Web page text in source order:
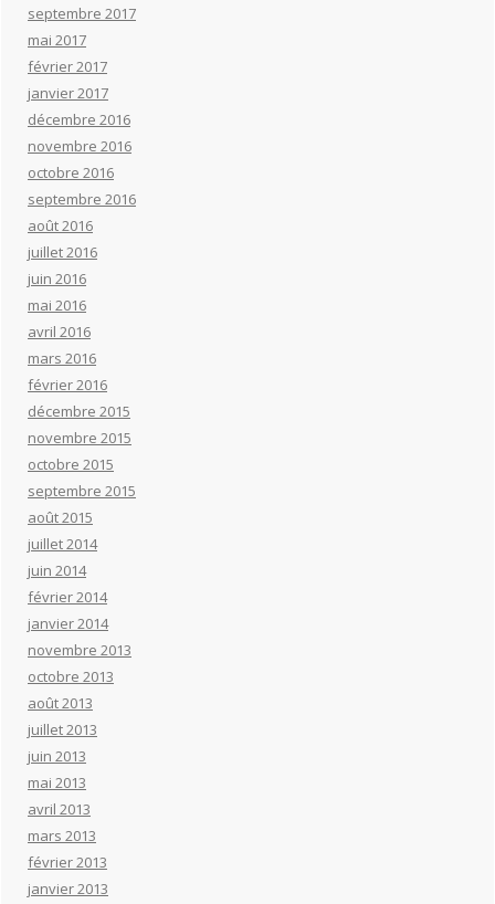
septembre 2017
mai 2017
février 2017
janvier 2017
décembre 2016
novembre 2016
octobre 2016
septembre 2016
août 2016
juillet 2016
juin 2016
mai 2016
avril 2016
mars 2016
février 2016
décembre 2015
novembre 2015
octobre 2015
septembre 2015
août 2015
juillet 2014
juin 2014
février 2014
janvier 2014
novembre 2013
octobre 2013
août 2013
juillet 2013
juin 2013
mai 2013
avril 2013
mars 2013
février 2013
janvier 2013